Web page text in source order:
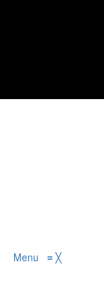
Menu ≡ ╳